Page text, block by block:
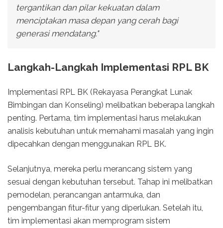
tergantikan dan pilar kekuatan dalam
menciptakan masa depan yang cerah bagi
generasi mendatang."
Langkah-Langkah Implementasi RPL BK
Implementasi RPL BK (Rekayasa Perangkat Lunak
Bimbingan dan Konseling) melibatkan beberapa langkah
penting. Pertama, tim implementasi harus melakukan
analisis kebutuhan untuk memahami masalah yang ingin
dipecahkan dengan menggunakan RPL BK.
Selanjutnya, mereka perlu merancang sistem yang
sesuai dengan kebutuhan tersebut. Tahap ini melibatkan
pemodelan, perancangan antarmuka, dan
pengembangan fitur-fitur yang diperlukan. Setelah itu,
tim implementasi akan memprogram sistem